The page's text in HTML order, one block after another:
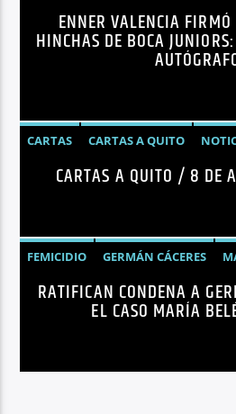
NOTICIASENNER VALENCIA
HINCHAS DE BOCA
CARTAS CARTAS A QUITO
CARTAS A QUITO / 8 DE
FEMICIDIO GERMÁN CÁCERES
NOTICIAS
SEGURIDAD
RATIFICAN CONDENA A
EL CASO MARÍA